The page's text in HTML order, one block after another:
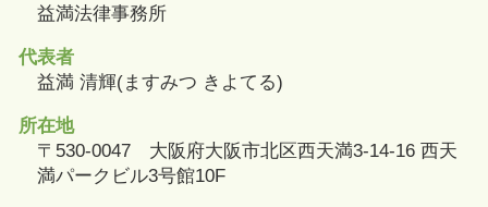
益満法律事務所
代表者
益満 清輝(ますみつ きよてる)
所在地
〒530-0047 大阪府大阪市北区西天満3-14-16 西天
満パークビル3号館10F